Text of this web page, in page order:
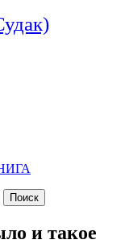
и такое